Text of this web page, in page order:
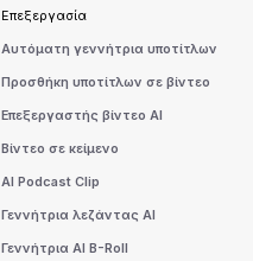
Επεξεργασία
Αυτόματη γεννήτρια υποτίτλων
Προσθήκη υποτίτλων σε βίντεο
Επεξεργαστής βίντεο AI
Βίντεο σε κείμενο
AI Podcast Clip
Γεννήτρια λεζάντας AI
Γεννήτρια AI B-Roll